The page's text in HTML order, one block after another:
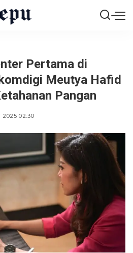
Pertama di
Meutya Hafid
Pangan
2025 02:30